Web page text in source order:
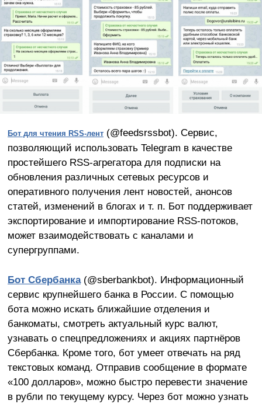
Бот для чтения RSS-лент(@feedsrssbot). Сервис,
позволяющий использовать Telegram в качестве
простейшего RSS-агрегатора для подписки на
обновления различных сетевых ресурсов и
оперативного получения лент новостей, анонсов
статей, изменений в блогах и т. п. Бот поддерживает
экспортирование и импортирование RSS-потоков,
может взаимодействовать с каналами и
супергруппами.
Бот Сбербанка(@sberbankbot). Информационный
сервис крупнейшего банка в России. С помощью
бота можно искать ближайшие отделения и
банкоматы, смотреть актуальный курс валют,
узнавать о спецпредложениях и акциях партнёров
Сбербанка. Кроме того, бот умеет отвечать на ряд
текстовых команд. Отправив сообщение в формате
«100 долларов», можно быстро перевести значение
в рубли по текущему курсу. Через бот можно узнать